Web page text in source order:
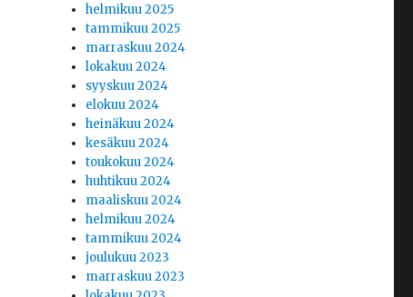
helmikuu 2025
tammikuu 2025
marraskuu 2024
lokakuu 2024
syyskuu 2024
elokuu 2024
heinäkuu 2024
kesäkuu 2024
toukokuu 2024
huhtikuu 2024
maaliskuu 2024
helmikuu 2024
tammikuu 2024
joulukuu 2023
marraskuu 2023